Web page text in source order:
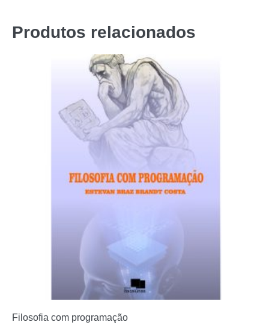
Produtos relacionados
Filosofia com programação